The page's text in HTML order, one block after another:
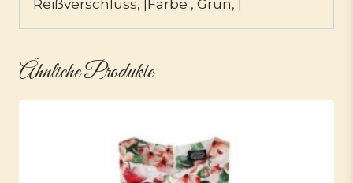
Reißverschluss, |Farbe , Grün, |
Ähnliche Produkte